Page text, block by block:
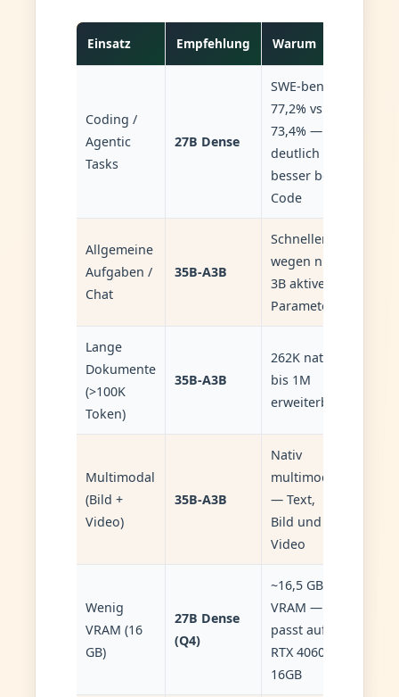
Einsatz Empfehlung Warum
Coding /
Agentic
Tasks
27B Dense
SWE-bench
77,2% vs.
73,4% —
deutlich
besser bei
Code
Allgemeine
Aufgaben /
Chat
35B-A3B
Schneller
wegen nur
3B aktiver
Parameter
Lange
Dokumente
(>100K
Token)
35B-A3B
262K nativ,
bis 1M
erweiterbar
Multimodal
(Bild +
Video)
35B-A3B
Nativ
multimodal
— Text,
Bild und
Video
Wenig
VRAM (16
GB)
27B Dense
(Q4)
~16,5 GB
VRAM —
passt auf
RTX 4060 Ti
16GB